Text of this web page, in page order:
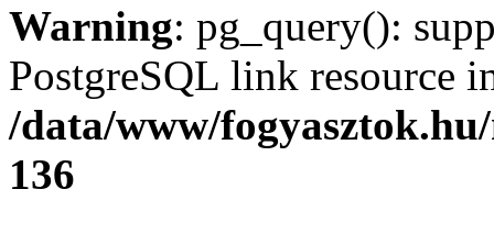
Warning: pg_query():
PostgreSQL link resource
/data/www/
136